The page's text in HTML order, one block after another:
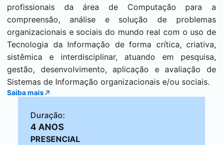
profissionais da área de Computação para a
compreensão, análise e solução de problemas
organizacionais e sociais do mundo real com o uso de
Tecnologia da Informação de forma crítica, criativa,
sistêmica e interdisciplinar, atuando em pesquisa,
gestão, desenvolvimento, aplicação e avaliação de
Sistemas de Informação organizacionais e/ou sociais.
Saiba mais
Duração:
4 ANOS
PRESENCIAL